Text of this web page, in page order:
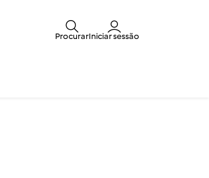
ProcurarIniciar sessão